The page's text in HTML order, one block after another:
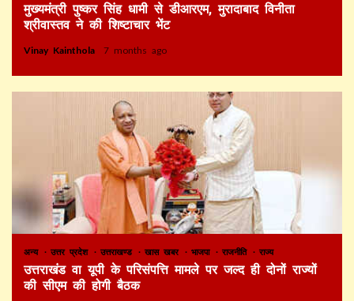
मुख्यमंत्री पुष्कर सिंह धामी से डीआरएम, मुरादाबाद विनीता
श्रीवास्तव ने की शिष्टाचार भेंट
Vinay Kainthola 7 months ago
अन्य उत्तर प्रदेश उत्तराखण्ड खास खबर भाजपा राजनीति राज्य
उत्तराखंड वा यूपी के परिसंपत्ति मामले पर जल्द ही दोनों राज्यों
की सीएम की होगी बैठक